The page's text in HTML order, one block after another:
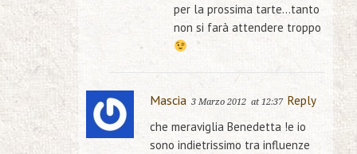
per la prossima tarte…tanto
non si farà attendere troppo
Mascia 3 Marzo 2012 at 12:37 Reply
che meraviglia Benedetta !e io
sono indietrissimo tra influenze